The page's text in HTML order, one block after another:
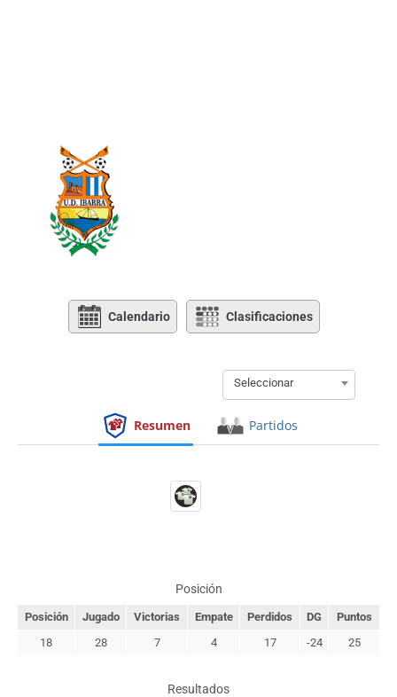
Calendario Clasificaciones
Seleccionar
Resumen Partidos
Posición
Posición Jugado Victorias Empate Perdidos DG
Puntos
18
28 7 4 17 -24 25
Resultados